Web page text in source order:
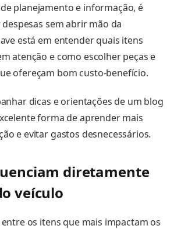
planejamento e informação, é
sem abrir mão da
está em entender quais itens
atenção e como escolher peças e
ofereçam bom custo-benefício.
dicas e orientações de um blog
forma de aprender mais
e evitar gastos desnecessários.
diretamente
veículo
os itens que mais impactam os